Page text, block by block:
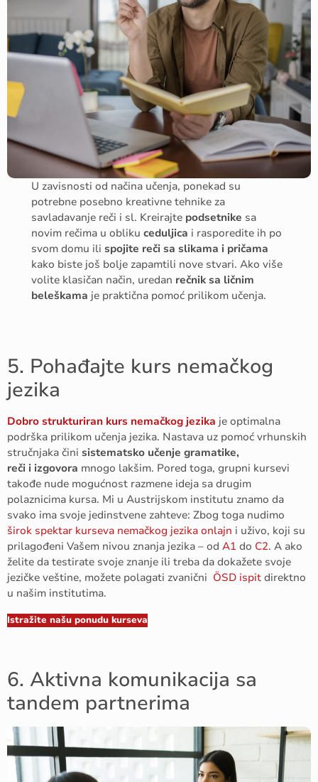
U zavisnosti od načina učenja, ponekad su
potrebne posebno kreativne tehnike za
savladavanje reči i sl. Kreirajte podsetnike sa
novim rečima u oblikuceduljica i rasporedite ih po
svom domu ili spojite reči sa slikama i pričama
kako biste još bolje zapamtili nove stvari. Ako više
volite klasičan način, uredan rečnik sa ličnim
beleškama je praktična pomoć prilikom učenja.
5. Pohađajte kurs nemačkog
jezika
Dobro strukturiran kurs nemačkog jezika je optimalna
podrška prilikom učenja jezika. Nastava uz pomoć vrhunskih
stručnjaka čini sistematsko učenje gramatike,
reči i izgovora mnogo lakšim. Pored toga, grupni kursevi
takođe nude mogućnost razmene ideja sa drugim
polaznicima kursa. Mi u Austrijskom institutu znamo da
svako ima svoje jedinstvene zahteve: Zbog toga nudimo
širok spektar kurseva nemačkog jezika onlajn i uživo, koji su
prilagođeni Vašem nivou znanja jezika – od A1 do C2. A ako
želite da testirate svoje znanje ili treba da dokažete svoje
jezičke veštine, možete polagati zvanični ÖSD ispit direktno
u našim institutima.
Istražite našu ponudu kurseva
6. Aktivna komunikacija sa
tandem partnerima